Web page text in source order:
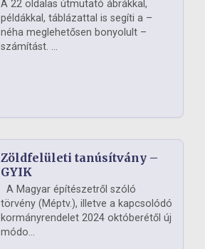
A 22 oldalas útmutató ábrákkal,
példákkal, táblázattal is segíti a –
néha meglehetősen bonyolult –
számítást. ...
Zöldfelületi tanúsítvány –
GYIK
A Magyar építészetről szóló
törvény (Méptv.), illetve a kapcsolódó
kormányrendelet 2024 októberétől új
módo...